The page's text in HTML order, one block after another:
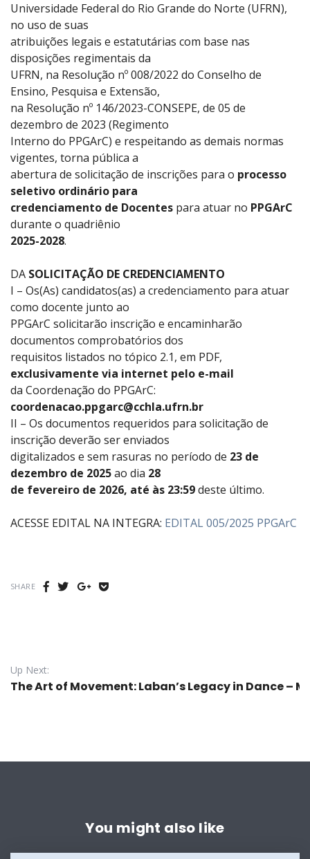
Universidade Federal do Rio Grande do Norte (UFRN),
no uso de suas
atribuições legais e estatutárias com base nas
disposições regimentais da
UFRN, na Resolução nº 008/2022 do Conselho de
Ensino, Pesquisa e Extensão,
na Resolução nº 146/2023-CONSEPE, de 05 de
dezembro de 2023 (Regimento
Interno do PPGArC) e respeitando as demais normas
vigentes, torna pública a
abertura de solicitação de inscrições para o processo
seletivo ordinário para
credenciamento de Docentes para atuar no PPGArC
durante o quadriênio
2025-2028.
DA SOLICITAÇÃO DE CREDENCIAMENTO
I – Os(As) candidatos(as) a credenciamento para atuar
como docente junto ao
PPGArC solicitarão inscrição e encaminharão
documentos comprobatórios dos
requisitos listados no tópico 2.1, em PDF,
exclusivamente via internet pelo e-mail
da Coordenação do PPGArC:
coordenacao.ppgarc@cchla.ufrn.br
II – Os documentos requeridos para solicitação de
inscrição deverão ser enviados
digitalizados e sem rasuras no período de 23 de
dezembro de 2025ao dia 28
de fevereiro de 2026, até às 23:59deste último.
ACESSE EDITAL NA INTEGRA: EDITAL 005/2025 PPGArC
SHARE
ShareShareShareShare
Up Next:
The Art of Movement: Laban’s Legacy in Dance –
You might also like